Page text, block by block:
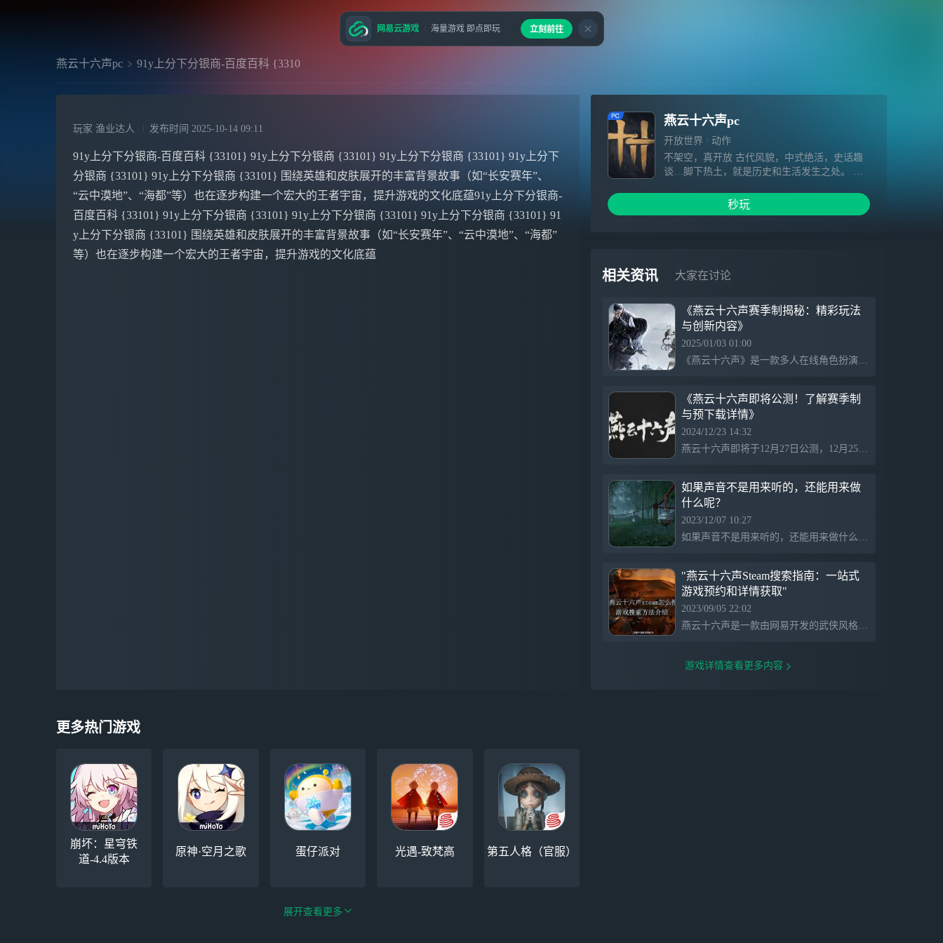
燕云十六声pc 91y上分下分银商-百度百科 {3310
玩家 渔业达人 发布时间 2025-10-14 09:11
91y上分下分银商-百度百科 {33101} 91y上分下分银商 {33101} 91y上分下分银商 {33101} 91y上分下
分银商 {33101} 91y上分下分银商 {33101} 围绕英雄和皮肤展开的丰富背景故事（如“长安赛年”、
“云中漠地”、“海都”等）也在逐步构建一个宏大的王者宇宙，提升游戏的文化底蕴91y上分下分银商-
百度百科 {33101} 91y上分下分银商 {33101} 91y上分下分银商 {33101} 91y上分下分银商 {33101} 91
y上分下分银商 {33101} 围绕英雄和皮肤展开的丰富背景故事（如“长安赛年”、“云中漠地”、“海都”
等）也在逐步构建一个宏大的王者宇宙，提升游戏的文化底蕴
燕云十六声pc
开放世界
动作
不架空，真开放 古代风貌，中式绝活，史话趣
谈…脚下热土，就是历史和生活发生之处。 纯
人同行…无门无派练就武学奇术，不问出处我即
才有人人向往的自由。 挣脱过往的规则束缚，
聆听心中所想，创造独一无二的游戏之旅。 不
斗…玩转十八般武器，兼具物理科学与暴力美
学。 精心设计的武侠动作，兼纳百家的武学理
念，出手即是真功夫。 不独响，真共鸣 百工百
器，刑罚律令，王道兵戈…聆听电影级文化叙
事，探寻看得见的声音。 游览燕云大地，深入
秒玩
相关资讯 大家在讨论
《燕云十六声赛季制揭秘：精彩玩法
与创新内容》
2025/01/03 01:00
《燕云十六声》是一款多人在线角色扮演游戏，采用赛季制模式，类似于《魔兽世界》等游戏，确保游戏内容更新和社区活跃。首个赛季为“黄钟长鸣”，官方尚未公布赛季时长，赛季制重点在于提供多样的成长体验，且不会重置等级和装备，每个赛季都有专属奖励。
《燕云十六声即将公测！了解赛季制
与预下载详情》
2024/12/23 14:32
燕云十六声即将于12月27日公测，12月25日上午11点官网将开启PC客户端预下载。预下载旨在帮助玩家调试设备，不开放游戏内玩法。游戏设计了赛季制机制，不会重置玩家的等级和装备，赛季更新将持续提供新内容。首个赛季命名为“黄钟长鸣”，期待与玩家共同体验。
如果声音不是用来听的，还能用来做
什么呢？
2023/12/07 10:27
如果声音不是用来听的，还能用来做什么呢？ 这个问题，从我们游戏立项之初，就一直萦绕在每个团队成员心头。 声音作为《燕云十六声》的“灵魂要素”，贯穿在游戏中的方方面面，而我们也希望以此传达我们对于声音
"燕云十六声Steam搜索指南：一站式
游戏预约和详情获取"
2023/09/05 22:02
燕云十六声是一款由网易开发的武侠风格的MMO游戏，拥有出色的实机演示效果。游戏即将进行首次测试，并预计会公布更多的测试画面和操作方法。用户可以通过访问游戏的官方网站进行游戏搜索，同时官方网站也提供预约功能和详细的游戏信息查看。
游戏详情查看更多内容
更多热门游戏
崩坏：星穹铁
道-4.4版本
原神·空月之歌 蛋仔派对 光遇-致梵高 第五人格（官服）
展开查看更多
网易云游戏 海量游戏 即点即玩 立刻前往